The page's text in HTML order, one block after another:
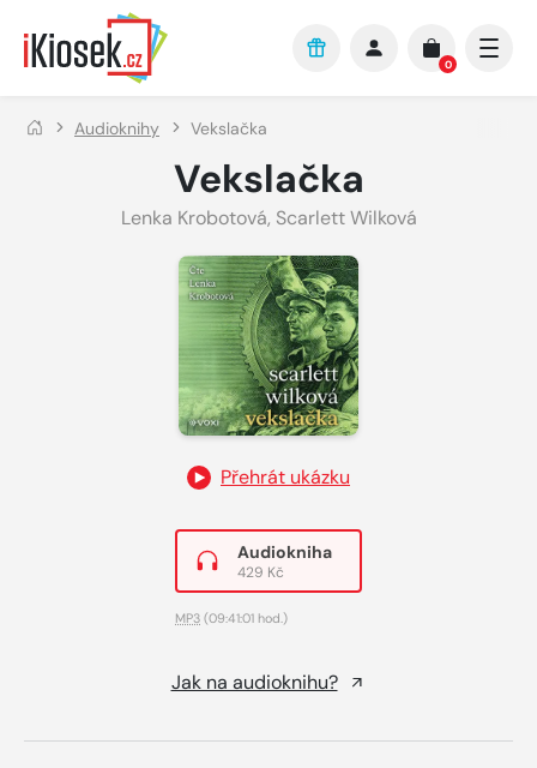
Přejít na hlavní obsah
0
Audioknihy Vekslačka
Vekslačka
Lenka Krobotová, Scarlett Wilková
Přehrát ukázku
Audiokniha
429 Kč
MP3 (09:41:01 hod.)
Jak na audioknihu?